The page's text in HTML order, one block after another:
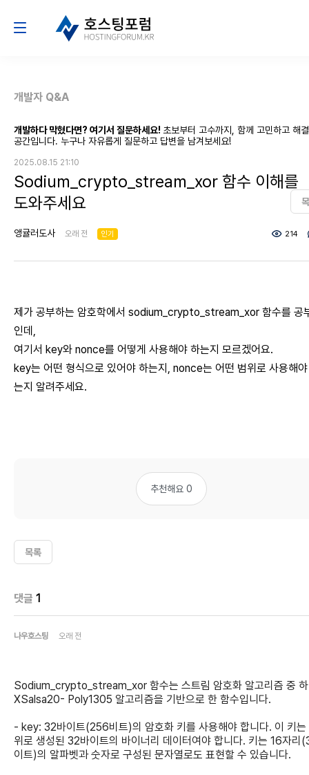
개발자 Q&A
개발하다 막혔다면? 여기서 질문하세요! 초보부터 고수까지, 함께 고민하고 해
공간입니다. 누구나 자유롭게 질문하고 답변을 남겨보세요!
2025.08.15 21:10
Sodium_crypto_stream_xor 함수 이해를
도와주세요
앵귤러도사 오래 전 인기 214
제가 공부하는 암호학에서 sodium_crypto_stream_xor 함수를 공
인데,
여기서 key와 nonce를 어떻게 사용해야 하는지 모르겠어요.
key는 어떤 형식으로 있어야 하는지, nonce는 어떤 범위로 사용해
는지 알려주세요.
추천해요 0
목록
댓글 1
나우호스팅 오래 전
Sodium_crypto_stream_xor 함수는 스트림 암호화 알고리즘 중
XSalsa20- Poly1305 알고리즘을 기반으로 한 함수입니다.
- key: 32바이트(256비트)의 암호화 키를 사용해야 합니다. 이 키는
위로 생성된 32바이트의 바이너리 데이터여야 합니다. 키는 16자리
이트)의 알파벳과 숫자로 구성된 문자열로도 표현할 수 있습니다.